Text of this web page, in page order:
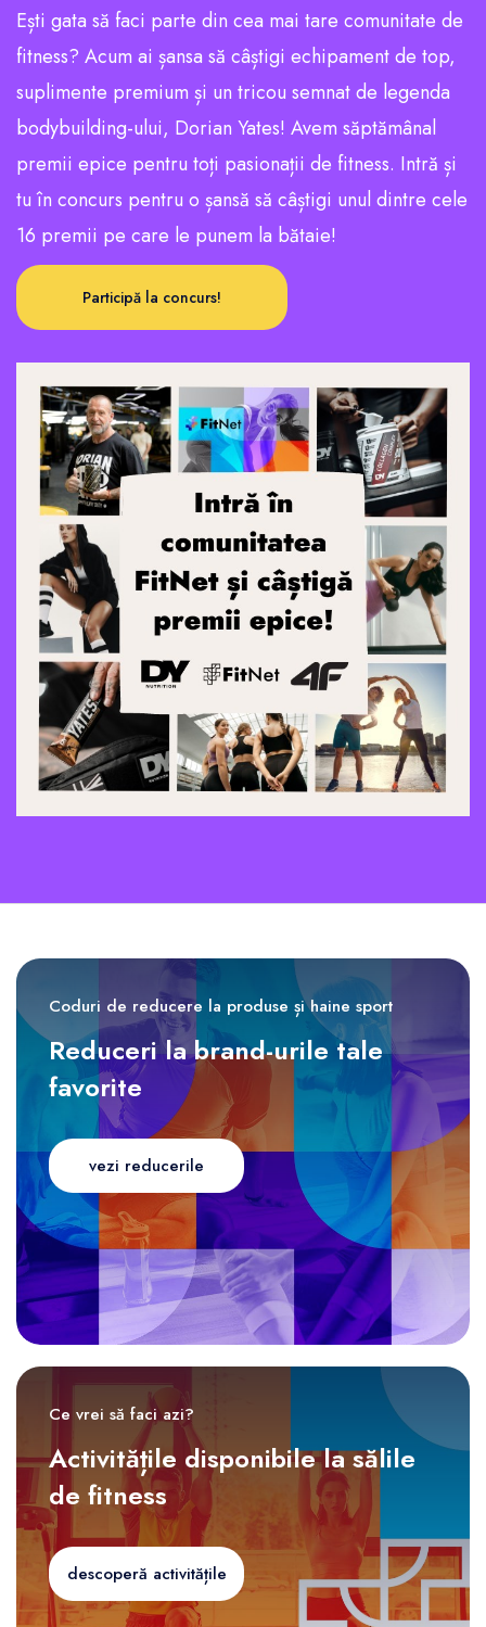
Ești gata să faci parte din cea mai tare comunitate de
fitness? Acum ai șansa să câștigi echipament de top,
suplimente premium și un tricou semnat de legenda
bodybuilding-ului, Dorian Yates! Avem săptămânal
premii epice pentru toți pasionații de fitness. Intră și
tu în concurs pentru o șansă să câștigi unul dintre cele
16 premii pe care le punem la bătaie!
Participă la concurs!
Coduri de reducere la produse și haine sport
Reduceri la brand-urile tale
favorite
vezi reducerile
Ce vrei să faci azi?
Activitățile disponibile la sălile
de fitness
descoperă activitățile